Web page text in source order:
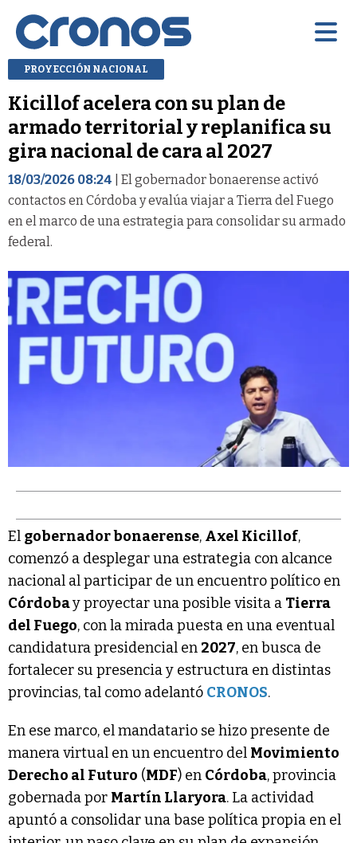
PROYECCIÓN NACIONAL
Kicillof acelera con su plan de
armado territorial y replanifica su
gira nacional de cara al 2027
18/03/2026 08:24 | El gobernador bonaerense activó
contactos en Córdoba y evalúa viajar a Tierra del Fuego
en el marco de una estrategia para consolidar su armado
federal.
El gobernador bonaerense, Axel Kicillof,
comenzó a desplegar una estrategia con alcance
nacional al participar de un encuentro político en
Córdobay proyectar una posible visita a Tierra
del Fuego, con la mirada puesta en una eventual
candidatura presidencial en 2027, en busca de
fortalecer su presencia y estructura en distintas
provincias, tal como adelantó CRONOS.
En ese marco, el mandatario se hizo presente de
manera virtual en un encuentro del Movimiento
Derecho al Futuro (MDF) en Córdoba, provincia
gobernada por Martín Llaryora. La actividad
apuntó a consolidar una base política propia en el